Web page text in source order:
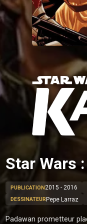
Star Wars
PUBLICATION2015 - 2016
DESSINATEURPepe Larraz
Padawan prometteur